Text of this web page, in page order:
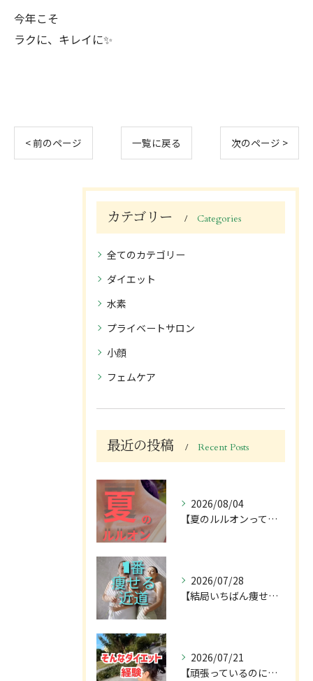
今年こそ
ラクに、キレイに✨
< 前のページ 一覧に戻る 次のページ >
カテゴリー Categories
全てのカテゴリー
ダイエット
水素
プライベートサロン
小顔
フェムケア
最近の投稿 Recent Posts
2026/08/04
【夏のルルオンって暑苦しそう...】って思っていませんか？
2026/07/28
【結局いちばん痩せる近道って...🤔】
2026/07/21
【頑張っているのに、変わらない😢】